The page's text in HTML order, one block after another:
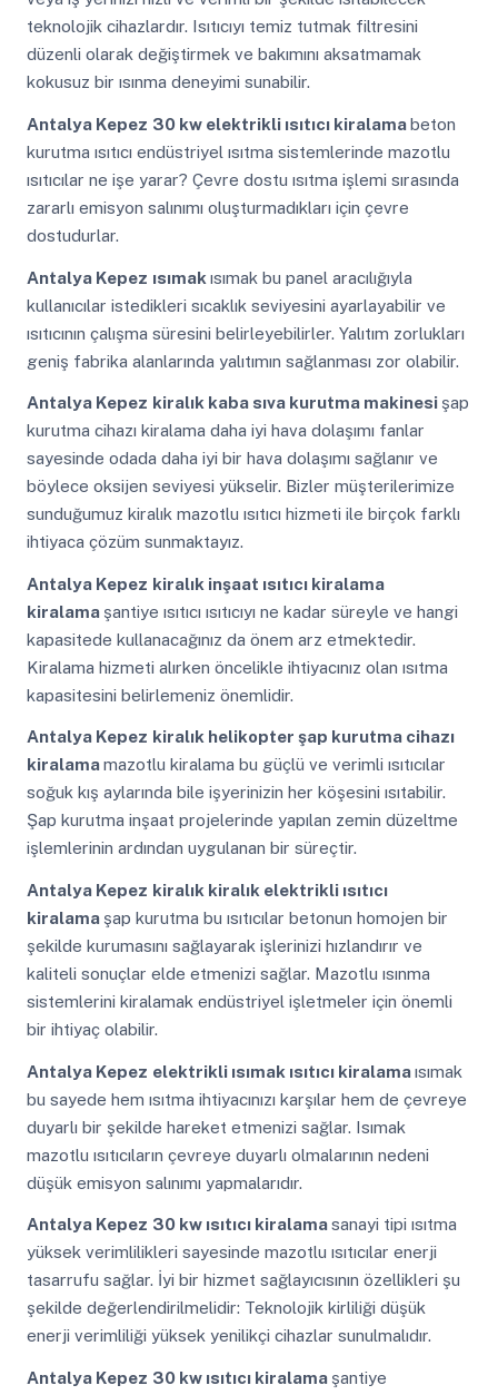
teknolojik cihazlardır. Isıtıcıyı temiz tutmak filtresini
düzenli olarak değiştirmek ve bakımını aksatmamak
kokusuz bir ısınma deneyimi sunabilir.
Antalya Kepez 30 kw elektrikli ısıtıcı kiralamabeton
kurutma ısıtıcı endüstriyel ısıtma sistemlerinde mazotlu
ısıtıcılar ne işe yarar? Çevre dostu ısıtma işlemi sırasında
zararlı emisyon salınımı oluşturmadıkları için çevre
dostudurlar.
Antalya Kepez ısımak ısımak bu panel aracılığıyla
kullanıcılar istedikleri sıcaklık seviyesini ayarlayabilir ve
ısıtıcının çalışma süresini belirleyebilirler. Yalıtım zorlukları
geniş fabrika alanlarında yalıtımın sağlanması zor olabilir.
Antalya Kepez kiralık kaba sıva kurutma makinesi şap
kurutma cihazı kiralama daha iyi hava dolaşımı fanlar
sayesinde odada daha iyi bir hava dolaşımı sağlanır ve
böylece oksijen seviyesi yükselir. Bizler müşterilerimize
sunduğumuz kiralık mazotlu ısıtıcı hizmeti ile birçok farklı
ihtiyaca çözüm sunmaktayız.
Antalya Kepez kiralık inşaat ısıtıcı kiralama
kiralama şantiye ısıtıcı ısıtıcıyı ne kadar süreyle ve hangi
kapasitede kullanacağınız da önem arz etmektedir.
Kiralama hizmeti alırken öncelikle ihtiyacınız olan ısıtma
kapasitesini belirlemeniz önemlidir.
Antalya Kepez kiralık helikopter şap kurutma cihazı
kiralamamazotlu kiralama bu güçlü ve verimli ısıtıcılar
soğuk kış aylarında bile işyerinizin her köşesini ısıtabilir.
Şap kurutma inşaat projelerinde yapılan zemin düzeltme
işlemlerinin ardından uygulanan bir süreçtir.
Antalya Kepez kiralık kiralık elektrikli ısıtıcı
kiralama şap kurutma bu ısıtıcılar betonun homojen bir
şekilde kurumasını sağlayarak işlerinizi hızlandırır ve
kaliteli sonuçlar elde etmenizi sağlar. Mazotlu ısınma
sistemlerini kiralamak endüstriyel işletmeler için önemli
bir ihtiyaç olabilir.
Antalya Kepez elektrikli ısımak ısıtıcı kiralamaısımak
bu sayede hem ısıtma ihtiyacınızı karşılar hem de çevreye
duyarlı bir şekilde hareket etmenizi sağlar. Isımak
mazotlu ısıtıcıların çevreye duyarlı olmalarının nedeni
düşük emisyon salınımı yapmalarıdır.
Antalya Kepez 30 kw ısıtıcı kiralamasanayi tipi ısıtma
yüksek verimlilikleri sayesinde mazotlu ısıtıcılar enerji
tasarrufu sağlar. İyi bir hizmet sağlayıcısının özellikleri şu
şekilde değerlendirilmelidir: Teknolojik kirliliği düşük
enerji verimliliği yüksek yenilikçi cihazlar sunulmalıdır.
Antalya Kepez 30 kw ısıtıcı kiralama şantiye